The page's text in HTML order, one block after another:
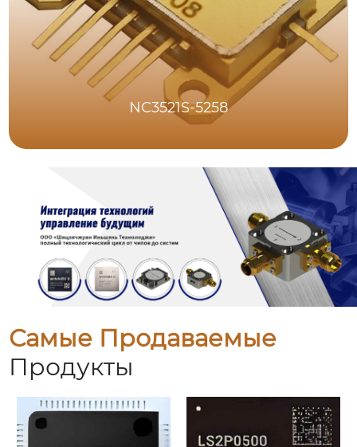
NC3521S-5258
Самые Продаваемые
Продукты